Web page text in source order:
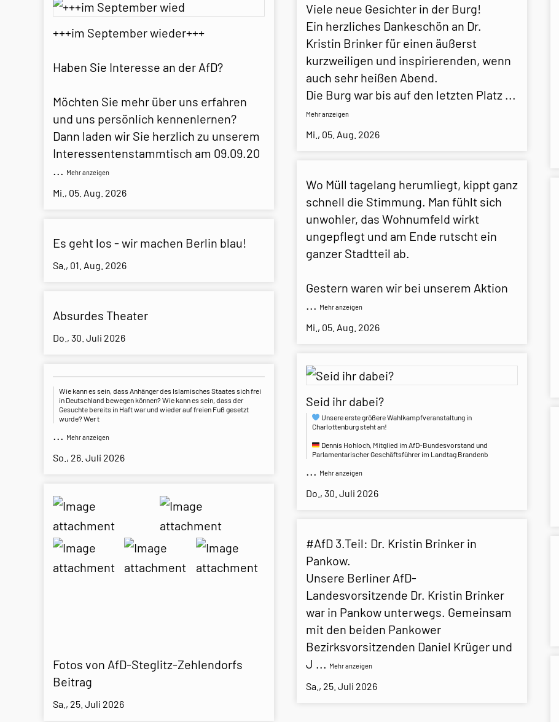
+++im September wieder+++
Haben Sie Interesse an der AfD?
Möchten Sie mehr über uns erfahren
und uns persönlich kennenlernen?
Dann laden wir Sie herzlich zu unserem
Interessentenstammtisch am 09.09.20
... Mehr anzeigen
Mi., 05. Aug. 2026
Viele neue Gesichter in der Burg!
Ein herzliches Dankeschön an Dr.
Kristin Brinker für einen äußerst
kurzweiligen und inspirierenden, wenn
auch sehr heißen Abend.
Die Burg war bis auf den letzten Platz ...
Mehr anzeigen
Mi., 05. Aug. 2026
Wo Müll tagelang herumliegt, kippt ganz
schnell die Stimmung. Man fühlt sich
unwohler, das Wohnumfeld wirkt
ungepflegt und am Ende rutscht ein
ganzer Stadtteil ab.
Gestern waren wir bei unserem Aktion
... Mehr anzeigen
Mi., 05. Aug. 2026
Es geht los - wir machen Berlin blau!
Sa., 01. Aug. 2026
Absurdes Theater
Do., 30. Juli 2026
Seid ihr dabei?
Unsere erste größere Wahlkampfveranstaltung in
Charlottenburg steht an!
Dennis Hohloch, Mitglied im AfD-Bundesvorstand und
Parlamentarischer Geschäftsführer im Landtag Brandenb
... Mehr anzeigen
Do., 30. Juli 2026
Wie kann es sein, dass Anhänger des Islamisches Staates sich frei
in Deutschland bewegen können? Wie kann es sein, dass der
Gesuchte bereits in Haft war und wieder auf freien Fuß gesetzt
wurde? Wer t
... Mehr anzeigen
So., 26. Juli 2026
Fotos von AfD-Steglitz-Zehlendorfs
Beitrag
Sa., 25. Juli 2026
#AfD3.Teil: Dr. Kristin Brinker in
Pankow.
Unsere Berliner AfD-
Landesvorsitzende Dr. Kristin Brinker
war in Pankow unterwegs. Gemeinsam
mit den beiden Pankower
Bezirksvorsitzenden Daniel Krüger und
J ... Mehr anzeigen
Sa., 25. Juli 2026